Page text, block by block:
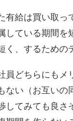
有給は買い取っ
している期間を
く、するための
員どちらにもメ
ない（お互いの
してみても良さ